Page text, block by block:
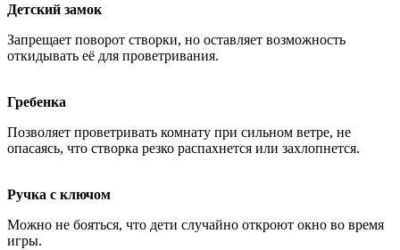
Детский замок
Запрещает поворот створки, но оставляет возможность
откидывать её для проветривания.
Гребенка
Позволяет проветривать комнату при сильном ветре, не
опасаясь, что створка резко распахнется или захлопнется.
Ручка с ключом
Можно не бояться, что дети случайно откроют окно во время
игры.